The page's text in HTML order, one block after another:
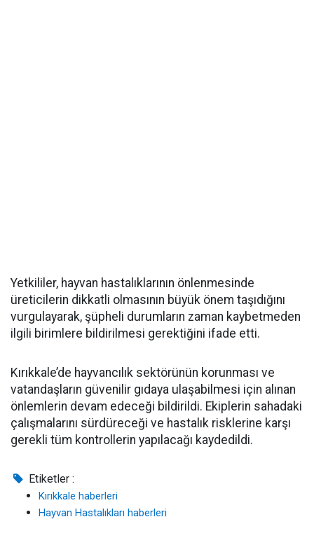
Yetkililer, hayvan hastalıklarının önlenmesinde
üreticilerin dikkatli olmasının büyük önem taşıdığını
vurgulayarak, şüpheli durumların zaman kaybetmeden
ilgili birimlere bildirilmesi gerektiğini ifade etti.
Kırıkkale’de hayvancılık sektörünün korunması ve
vatandaşların güvenilir gıdaya ulaşabilmesi için alınan
önlemlerin devam edeceği bildirildi. Ekiplerin sahadaki
çalışmalarını sürdüreceği ve hastalık risklerine karşı
gerekli tüm kontrollerin yapılacağı kaydedildi.
Etiketler :
Kırıkkale haberleri
Hayvan Hastalıkları haberleri